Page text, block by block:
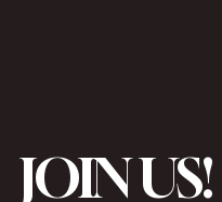
JOIN US!